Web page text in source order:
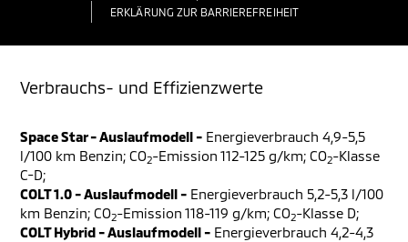
ERKLÄRUNG ZUR BARRIEREFREIHEIT
Verbrauchs- und Effizienzwerte
Space Star - Auslaufmodell - Energieverbrauch 4,9-5,5
l/100 km Benzin; CO2-Emission 112-125 g/km; CO2-Klasse
C-D;
COLT 1.0 - Auslaufmodell - Energieverbrauch 5,2-5,3 l/100
km Benzin; CO2-Emission 118-119 g/km; CO2-Klasse D;
COLT Hybrid - Auslaufmodell - Energieverbrauch 4,2-4,3